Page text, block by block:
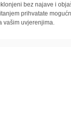
bez najave i
prihvatate
vašim uvjerenjima.